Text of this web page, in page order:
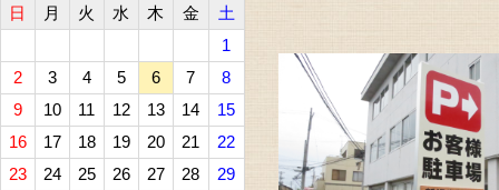
日
月 火 水 木 金
土
1
2
3 4 5 6 7
8
9
10 11 12 13 14
15
16
17 18 19 20 21
22
23
24 25 26 27 28
29